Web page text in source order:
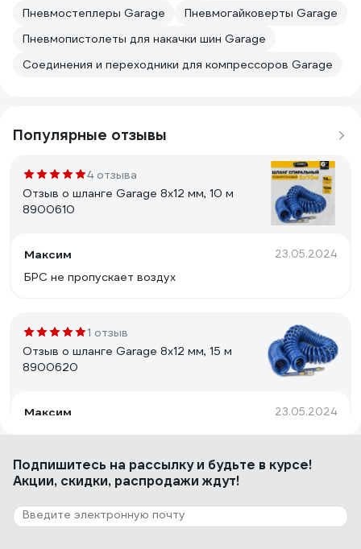
Пневмостеплеры Garage
Пневмогайковерты Garage
Пневмопистолеты для накачки шин Garage
Соединения и переходники для компрессоров Garage
Популярные отзывы
4 отзыва
Отзыв о шланге Garage 8х12 мм, 10 м
8900610
Максим 23.05.2024
БРС не пропускает воздух
1 отзыв
Отзыв о шланге Garage 8x12 мм, 15 м
8900620
Максим 23.05.2024
Качественный материал, шланга и быстросъемного
5 отзывов
Отзыв о Шланг армированный
Подпишитесь на рассылкуи будьте в курсе!
Акции, скидки, распродажи ждут!